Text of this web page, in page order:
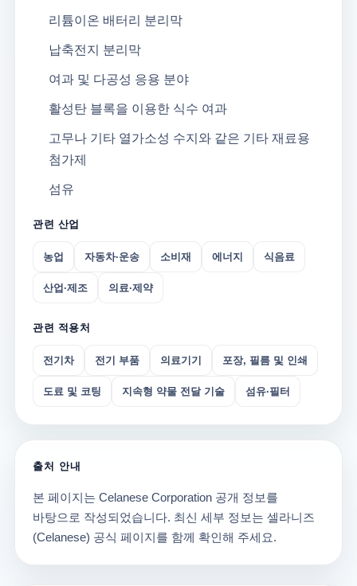
리튬이온 배터리 분리막
납축전지 분리막
여과 및 다공성 응용 분야
활성탄 블록을 이용한 식수 여과
고무나 기타 열가소성 수지와 같은 기타 재료용
첨가제
섬유
관련 산업
농업 자동차·운송 소비재 에너지 식음료
산업·제조 의료·제약
관련 적용처
전기차 전기 부품 의료기기 포장, 필름 및 인쇄
도료 및 코팅 지속형 약물 전달 기술 섬유·필터
출처 안내
본 페이지는 Celanese Corporation 공개 정보를
바탕으로 작성되었습니다. 최신 세부 정보는 셀라니즈
(Celanese) 공식 페이지를 함께 확인해 주세요.